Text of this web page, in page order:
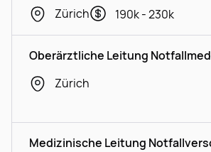
Zürich
190k - 230k
Oberärztliche Leitung
Zürich
Medizinische Leitung